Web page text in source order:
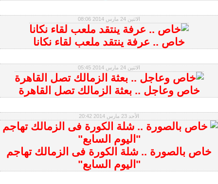
الاثنين 24 مارس 2014 08:06
خاص .. عرفة ينتقد ملعب لقاء نكانا
الاثنين 24 مارس 2014 05:45
خاص وعاجل .. بعثة الزمالك تصل القاهرة
الأحد 23 مارس 2014 20:42
خاص بالصورة .. شلة الكورة فى الزمالك تهاجم
"اليوم السابع"